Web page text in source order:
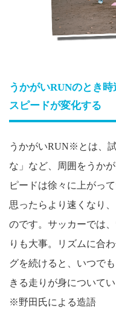
うかがいRUNのとき
スピードが変化する
うかがいRUN※とは、
な」など、周囲をうか
ピードは徐々に上がっ
思ったらより速くなり
のです。サッカーでは
りも大事。リズムに合
グを続けると、いつで
きる走りが身についてい
※野田氏による造語